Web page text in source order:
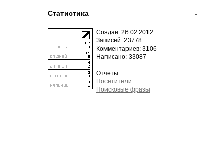
-
Статистика
Создан: 26.02.2012
Записей: 23778
Комментариев: 3106
Написано: 33087
Отчеты:
Посетители
Поисковые фразы